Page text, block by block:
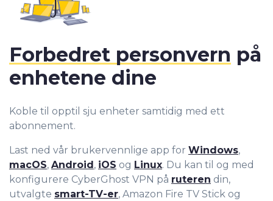
Koble til opptil sju enheter samtidig med ett
abonnement.
Last ned vår brukervennlige app for Windows,
macOS, Android , iOS og Linux. Du kan til og med
konfigurere CyberGhost VPN på ruteren din,
utvalgte smart-TV-er, Amazon Fire TV Stick og
Forbedret personvern på
enhetene dine